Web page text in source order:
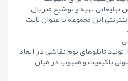
تبلیغاتی تهیه و توضیع متریال
این مجموعه با عنوان لایت
تابلوهای بوم نقاشی در ابعاد
باکیفیت و محبوب در میان